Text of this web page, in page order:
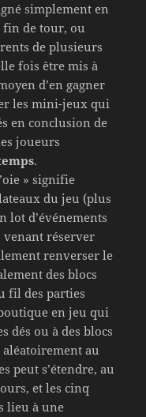
simplement en
fin de tour, ou
de plusieurs
fois être mis à
d’en gagner
les mini-jeux qui
en conclusion de
joueurs
.
» signifie
du jeu (plus
lot d’événements
venant réserver
renverser le
des blocs
fil des parties
en jeu qui
dés ou à des blocs
au
peut s’étendre, au
et les cinq
lieu à une